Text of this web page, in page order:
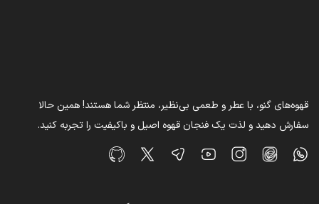
قهوه‌های گنو، با عطر و طعمی بی‌نظیر، منتظر شما هستند! همین حالا
سفارش دهید و لذت یک فنجان قهوه اصیل و باکیفیت را تجربه کنید.